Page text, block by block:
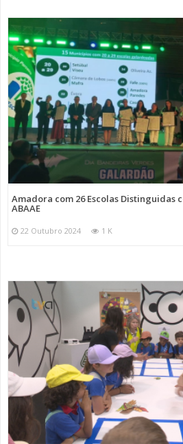
Amadora com 26 Escolas Distinguidas
ABAAE
22 Outubro 2024 1 K